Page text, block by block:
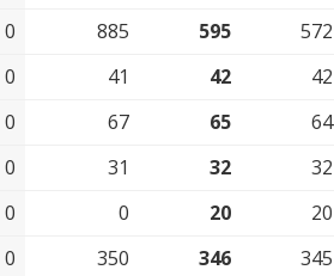
0 885 595 572
0 41 42 42
0 67 65 64
0 31 32 32
0 0 20 20
0 350 346 345